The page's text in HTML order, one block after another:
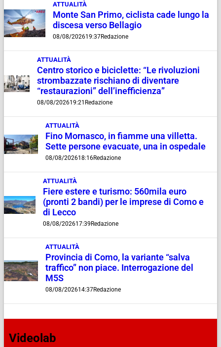
ATTUALITÀ
Monte San Primo, ciclista cade lungo la
discesa verso Bellagio
08/08/202619:37Redazione
ATTUALITÀ
Centro storico e biciclette: “Le rivoluzioni
strombazzate rischiano di diventare
“restaurazioni” dell’inefficienza”
08/08/202619:21 Redazione
ATTUALITÀ
Fino Mornasco, in fiamme una villetta.
Sette persone evacuate, una in ospedale
08/08/202618:16Redazione
ATTUALITÀ
Fiere estere e turismo: 560mila euro
(pronti 2 bandi) per le imprese di Como e
di Lecco
08/08/202617:39 Redazione
ATTUALITÀ
Provincia di Como, la variante “salva
traffico” non piace. Interrogazione del
M5S
08/08/202614:37Redazione
Videolab